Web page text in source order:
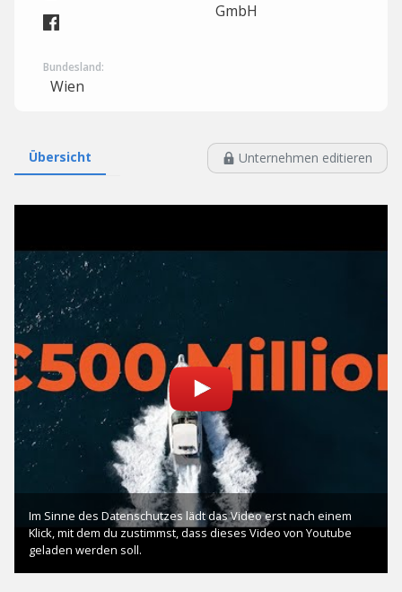
GmbH
Bundesland:
Wien
Übersicht Unternehmen editieren